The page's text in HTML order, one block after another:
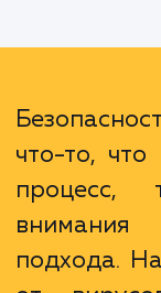
сохранение
работы
что в итоге
вашей